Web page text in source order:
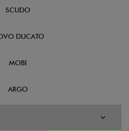
SCUDO
DUCATO
MOBI
ARGO